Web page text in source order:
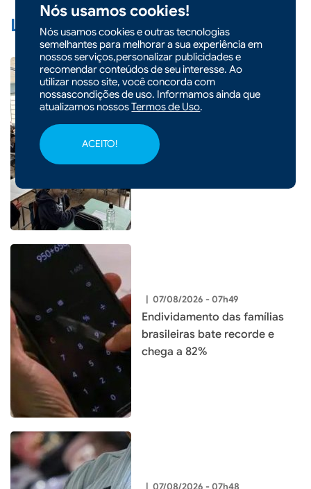
Nós usamos cookies!
Nós usamos cookies e outras tecnologias
semelhantes para melhorar a sua experiência em
nossos serviços,personalizar publicidades e
recomendar conteúdos de seu interesse. Ao
utilizar nosso site, você concorda com
nossascondições de uso. Informamos ainda que
atualizamos nossosTermos de Uso.
ACEITO!
Leia Também:
| 07/08/2026 - 10h36
Prefeitura de Xaxim inicia
projeto Varal de Poesias nas
escolas durante a
| 07/08/2026 - 07h49
Endividamento das famílias
brasileiras bate recorde e
chega a 82%
| 07/08/2026 - 07h48